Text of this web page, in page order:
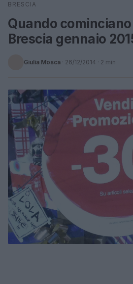
Cerca
BRESCIA
Quando cominciano
Brescia gennaio
Giulia Mosca · 26/12/2014 · 2 min